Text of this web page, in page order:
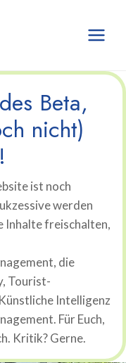
Beta,
nicht)
ist noch
werden
Inhalte freischalten,
die
Tourist-
Intelligenz
Für Euch,
Kritik? Gerne.